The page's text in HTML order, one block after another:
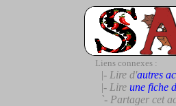
Liens connexes :
|- Lire d'autres
|- Lire une fiche
`- Partager cet